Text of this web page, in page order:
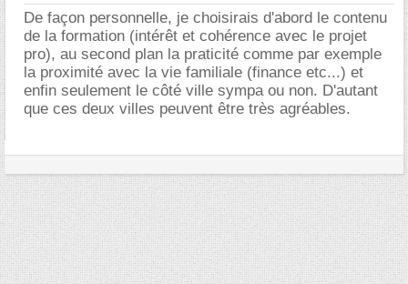
De façon personnelle, je choisirais d'abord le contenu
de la formation (intérêt et cohérence avec le projet
pro), au second plan la praticité comme par exemple
la proximité avec la vie familiale (finance etc...) et
enfin seulement le côté ville sympa ou non. D'autant
que ces deux villes peuvent être très agréables.